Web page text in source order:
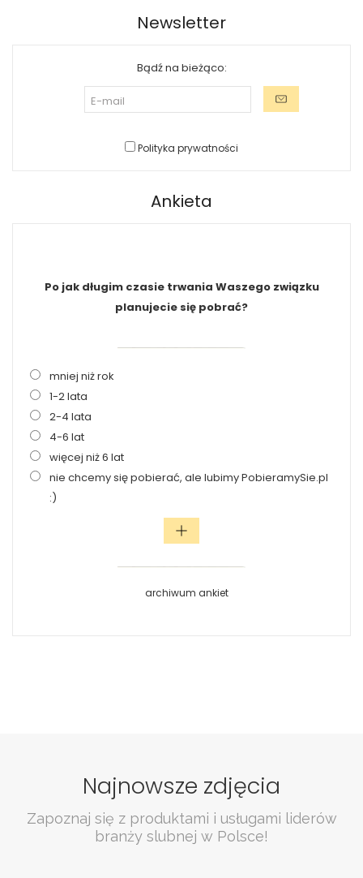
Newsletter
Bądź na bieżąco:
Polityka prywatności
Ankieta
Po jak długim czasie trwania Waszego związku
planujecie się pobrać?
mniej niż rok
1-2 lata
2-4 lata
4-6 lat
więcej niż 6 lat
nie chcemy się pobierać, ale lubimy PobieramySie.pl
:)
archiwum ankiet
Najnowsze zdjęcia
Zapoznaj się z produktami i usługami liderów
branży slubnej w Polsce!